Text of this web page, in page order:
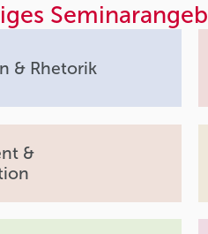
& Rhetorik
&